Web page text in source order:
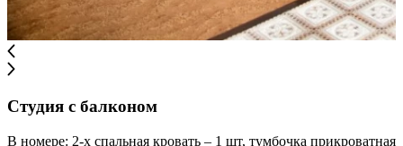
Студия с балконом
В номере: 2-х спальная кровать – 1 шт, тумбочка прикроватная